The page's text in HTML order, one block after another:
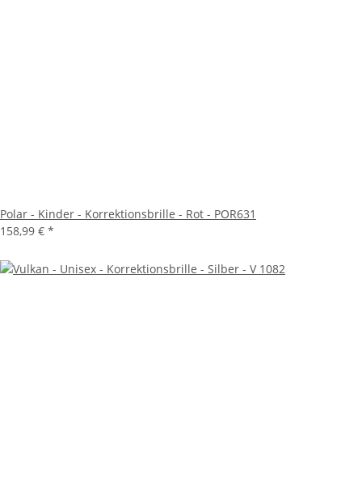
Polar - Kinder - Korrektionsbrille - Rot - POR631
158,99 € *